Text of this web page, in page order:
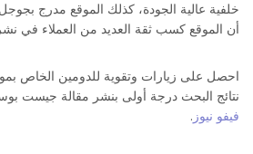
خلفية عالية الجودة، كذلك الموقع مدرج
أن الموقع كسب ثقة العديد من العملاء في نشر
احصل على زيارات وتقوية للدومين الخاص
نتائج البحث درجة أولى بنشر مقالة جيست
فيفو نيوز .